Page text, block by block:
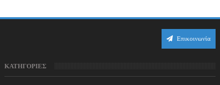
Επικοινωνία
ΚΑΤΗΓΟΡΙΕΣ